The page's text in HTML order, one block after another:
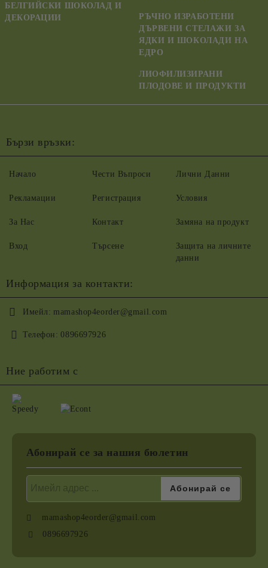
БЕЛГИЙСКИ ШОКОЛАД И
ДЕКОРАЦИИ
РЪЧНО ИЗРАБОТЕНИ
ДЪРВЕНИ СТЕЛАЖИ ЗА
ЯДКИ И ШОКОЛАДИ НА
ЕДРО
ЛИОФИЛИЗИРАНИ
ПЛОДОВЕ И ПРОДУКТИ
Бързи връзки:
Начало
Рекламации
За Нас
Вход
Чести Въпроси
Регистрация
Контакт
Търсене
Лични Данни
Условия
Замяна на продукт
Защита на личните
данни
Информация за контакти:
Имейл: mamashop4eorder@gmail.com
Телефон: 0896697926
Ние работим с
Абонирай се за нашия бюлетин
mamashop4eorder@gmail.com
0896697926